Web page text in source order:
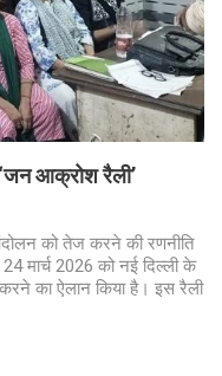
‘जन आक्रोश रैली’
को तेज करने की रणनीति
24 मार्च 2026 को नई दिल्ली के
का ऐलान किया है। इस रैली